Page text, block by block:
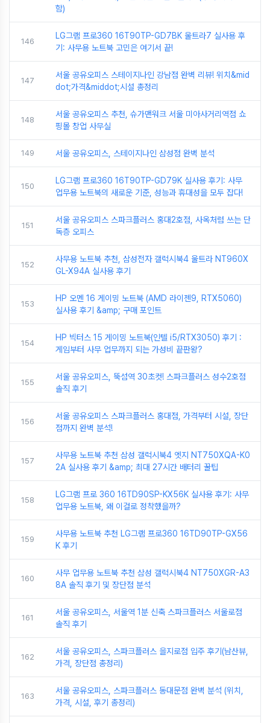
함)
146
LG그램 프로360 16T90TP-GD7BK 울트라7 실사용 후
기: 사무용 노트북 고민은 여기서 끝!
147
서울 공유오피스 스테이지나인 강남점 완벽 리뷰! 위치&mid
dot;가격&middot;시설 총정리
148
서울 공유오피스 추천, 슈가맨워크 서울 미아사거리역점 쇼
핑몰 창업 사무실
149 서울 공유오피스, 스테이지나인 삼성점 완벽 분석
150
LG그램 프로360 16T90TP-GD79K 실사용 후기: 사무
업무용 노트북의 새로운 기준, 성능과 휴대성을 모두 잡다!
151
서울 공유오피스 스파크플러스 홍대2호점, 사옥처럼 쓰는 단
독층 오피스
152
사무용 노트북 추천, 삼성전자 갤럭시북4 울트라 NT960X
GL-X94A 실사용 후기
153
HP 오멘 16 게이밍 노트북 (AMD 라이젠9, RTX5060)
실사용 후기 &amp; 구매 포인트
154
HP 빅터스 15 게이밍 노트북(인텔 i5/RTX3050) 후기 :
게임부터 사무 업무까지 되는 가성비 끝판왕?
155
서울 공유오피스, 뚝섬역 30초컷! 스파크플러스 성수2호점
솔직 후기
156
서울 공유오피스 스파크플러스 홍대점, 가격부터 시설, 장단
점까지 완벽 분석!
157
사무용 노트북 추천 삼성 갤럭시북4 엣지 NT750XQA-K0
2A 실사용 후기 &amp; 최대 27시간 배터리 꿀팁
158
LG그램 프로 360 16TD90SP-KX56K 실사용 후기: 사무
업무용 노트북, 왜 이걸로 정착했을까?
159
사무용 노트북 추천 LG그램 프로360 16TD90TP-GX56
K 후기
160
사무 업무용 노트북 추천 삼성 갤럭시북4 NT750XGR-A3
8A 솔직 후기 및 장단점 분석
161
서울 공유오피스, 서울역 1분 신축 스파크플러스 서울로점
솔직 후기
162
서울 공유오피스, 스파크플러스 을지로점 입주 후기(남산뷰,
가격, 장단점 총정리)
163
서울 공유오피스, 스파크플러스 동대문점 완벽 분석 (위치,
가격, 시설, 후기 총정리)